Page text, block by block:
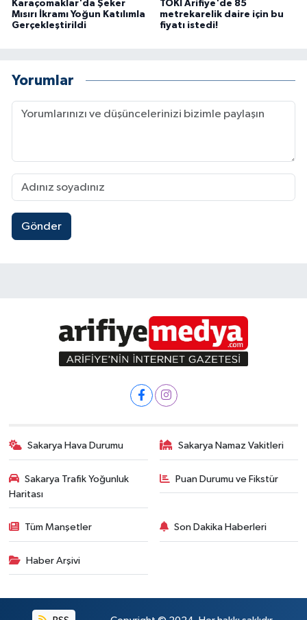
Karaçomaklar'da Şeker
Mısırı İkramı Yoğun Katılımla
Gerçekleştirildi
TOKİ Arifiye'de 85
metrekarelik daire için bu
fiyatı istedi!
Yorumlar
Gönder
Sakarya Hava Durumu Sakarya Namaz Vakitleri
Sakarya Trafik Yoğunluk
Haritası
Puan Durumu ve Fikstür
Tüm Manşetler Son Dakika Haberleri
Haber Arşivi